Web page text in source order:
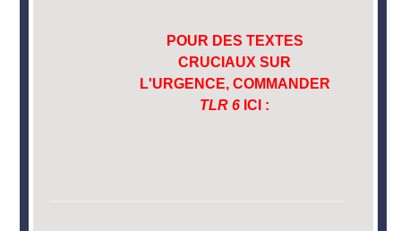
POUR DES TEXTES
CRUCIAUX SUR
L'URGENCE, COMMANDER
TLR 6 ICI :